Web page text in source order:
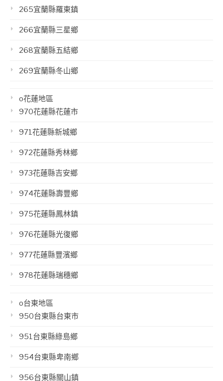
265宜蘭縣羅東鎮
266宜蘭縣三星鄉
268宜蘭縣五結鄉
269宜蘭縣冬山鄉
o花蓮地區
970花蓮縣花蓮市
971花蓮縣新城鄉
972花蓮縣秀林鄉
973花蓮縣吉安鄉
974花蓮縣壽豐鄉
975花蓮縣鳳林鎮
976花蓮縣光復鄉
977花蓮縣豐濱鄉
978花蓮縣瑞穗鄉
o台東地區
950台東縣台東市
951台東縣綠島鄉
954台東縣卑南鄉
956台東縣關山鎮